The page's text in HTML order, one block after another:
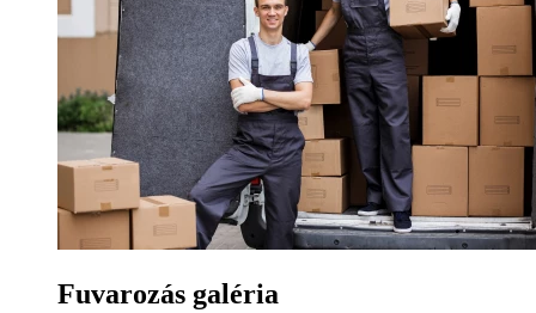
Fuvarozás galéria